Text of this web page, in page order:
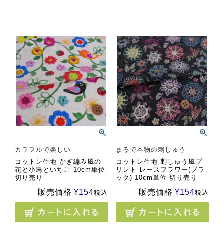
カラフルで楽しい
コットン生地 かぎ編み風の
花と小鳥といちご 10cm単位
切り売り
販売価格 ¥154税込
まるで本物の刺しゅう
コットン生地 刺しゅう風プ
リント レースフラワー(ブラ
ック) 10cm単位 切り売り
販売価格 ¥154税込